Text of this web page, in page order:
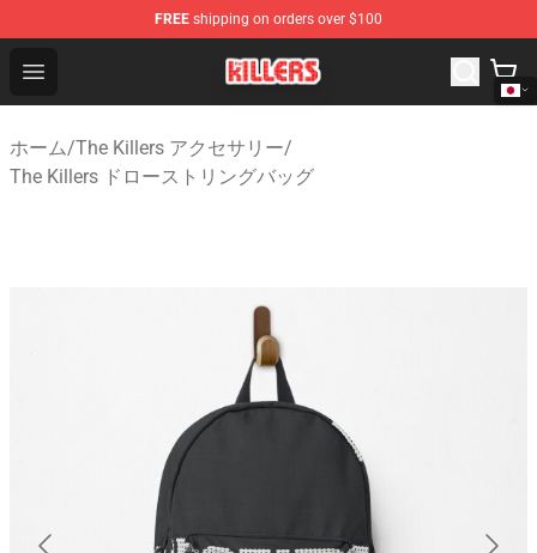
FREE shipping on orders over $100
Open menu
The Killers Shop - Official The Killers Merchandise Store
ホーム/The Killers アクセサリー/
The Killers ドローストリングバッグ